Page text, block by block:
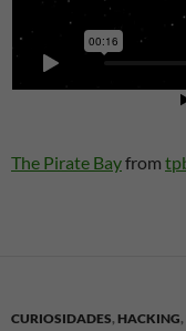
The Pirate Bayfrom
CURIOSIDADES, HACKING,